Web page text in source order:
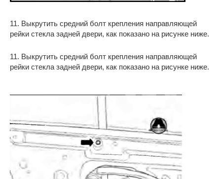
11. Выкрутить средний болт крепления направляющей
рейки стекла задней двери, как показано на рисунке ниже.
11. Выкрутить средний болт крепления направляющей
рейки стекла задней двери, как показано на рисунке ниже.